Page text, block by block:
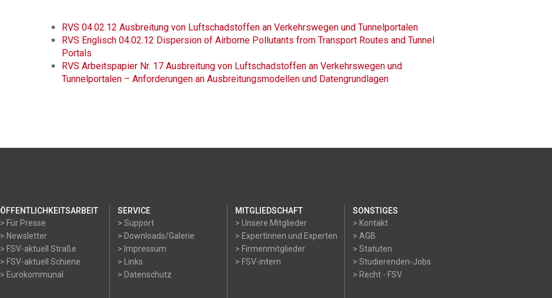
RVS 04.02.12 Ausbreitung von Luftschadstoffen an Verkehrswegen und Tunnelportalen
RVS Englisch 04.02.12 Dispersion of Airborne Pollutants from Transport Routes and Tunnel
Portals
RVS Arbeitspapier Nr. 17 Ausbreitung von Luftschadstoffen an Verkehrswegen und
Tunnelportalen – Anforderungen an Ausbreitungsmodellen und Datengrundlagen
ÖFFENTLICHKEITSARBEIT
> Für Presse
> Newsletter
> FSV-aktuell Straße
> FSV-aktuell Schiene
> Eurokommunal
SERVICE
> Support
> Downloads/Galerie
> Impressum
> Links
> Datenschutz
MITGLIEDSCHAFT
> Unsere Mitglieder
> Expertinnen und Experten
> Firmenmitglieder
> FSV-intern
SONSTIGES
> Kontakt
> AGB
> Statuten
> Studierenden-Jobs
> Recht - FSV